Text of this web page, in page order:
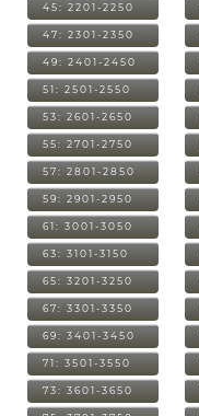
45: 2201-2250
47: 2301-2350
49: 2401-2450
51: 2501-2550
53: 2601-2650
55: 2701-2750
57: 2801-2850
59: 2901-2950
61: 3001-3050
63: 3101-3150
65: 3201-3250
67: 3301-3350
69: 3401-3450
71: 3501-3550
73: 3601-3650